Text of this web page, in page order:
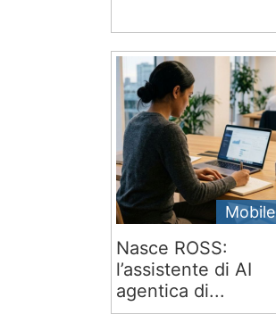
Mobile
Nasce ROSS:
l’assistente di AI
agentica di...